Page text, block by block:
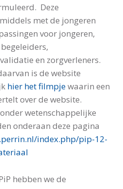
Deze
met de jongeren
voor jongeren,
en zorgverleners.
is de website
hier het filmpjewaarin een
over de website.
wetenschappelijke
onderaan deze pagina
index.php/pip-12-
hebben we de